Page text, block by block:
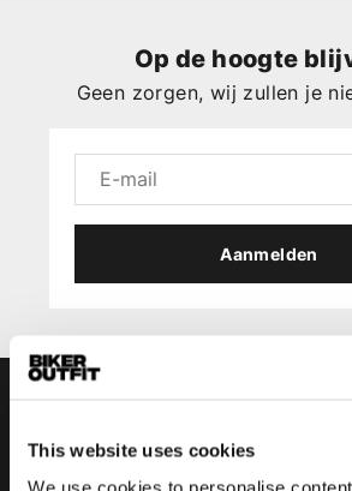
This website uses cookies
Op de hoogte
Geen zorgen, wij zullen je
Aanmelden